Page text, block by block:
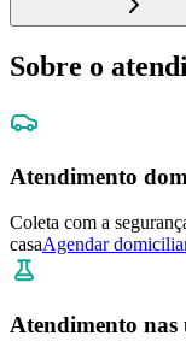
Sobre o
Atendimento
Coleta com a
casaAgendar
Atendimento nas